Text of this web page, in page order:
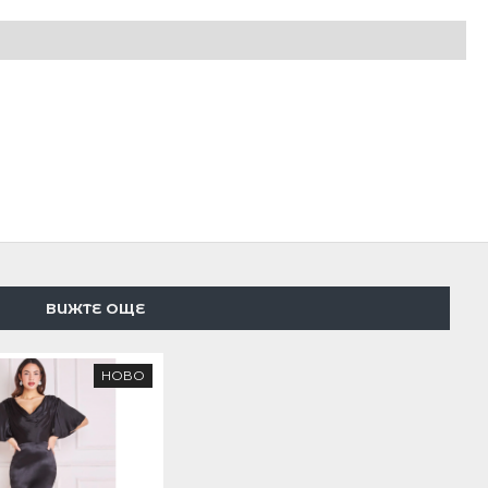
ВИЖТЕ ОЩЕ
НОВО